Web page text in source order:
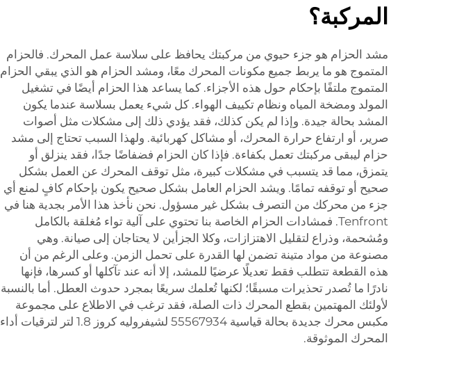
المركبة؟
مشد الحزام هو جزء حيوي من مركبتك يحافظ على سلاسة عمل المحرك. فالحزام
المتموج هو ما يربط جميع مكونات المحرك معًا، ومشد الحزام هو الذي يبقي الحزام
المتموج ملتفًا بإحكام حول هذه الأجزاء. كما يساعد هذا الحزام أيضًا في تشغيل
المولد ومضخة المياه ونظام تكييف الهواء. كل شيء يعمل بسلاسة عندما يكون
المشد بحالة جيدة. وإذا لم يكن كذلك، فقد يؤدي ذلك إلى مشكلات مثل أصوات
صرير، أو ارتفاع حرارة المحرك، أو مشاكل كهربائية. ولهذا السبب تحتاج إلى مشد
حزام ليبقى مركبتك تعمل بكفاءة. فإذا كان الحزام فضفاضًا جدًا، فقد ينزلق أو
يتمزق، مما قد يتسبب في مشكلات كبيرة، مثل توقف المحرك عن العمل بشكل
صحيح أو توقفه تمامًا. ويشد الحزام العامل بشكل صحيح يكون بإحكام كافٍ لمنع أي
جزء من محركك من التصرف بشكل غير مسؤول. نحن نأخذ هذا الأمر بجدية هنا في
Tenfront. فمشادات الحزام الخاصة بنا تحتوي على آلية تواء مُغلقة بالكامل
ومُشحمة، وذراع لتقليل الاهتزازات، وكلا الجزأين لا يحتاجان إلى صيانة. وهي
مصنوعة من مواد متينة تضمن لها القدرة على تحمل الزمن. وعلى الرغم من أن
هذه القطعة تتطلب فقط تعديلًا عرضيًا للمشد، إلا أنه عند تآكلها أو كسرها، فإنها
نادرًا ما تُصدر تحذيرات مسبقًا؛ لكنها تُعلمك سريعًا بمجرد حدوث العطل. أما بالنسبة
لأولئك المهتمين بقطع المحرك ذات الصلة، فقد ترغب في الاطلاع على مجموعة
مكبس محرك جديدة بحالة قياسية 55567934 لشيفروليه كروز 1.8 لتر
لترقيات أداء
المحرك الموثوقة.